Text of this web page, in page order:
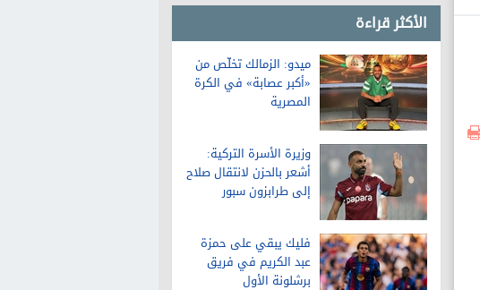
الأكثر قراءة
ميدو: الزمالك تخلّص من
«أكبر عصابة» في الكرة
المصرية
وزيرة الأسرة التركية:
أشعر بالحزن لانتقال صلاح
إلى طرابزون سبور
فليك يبقي على حمزة
عبد الكريم في فريق
برشلونة الأول